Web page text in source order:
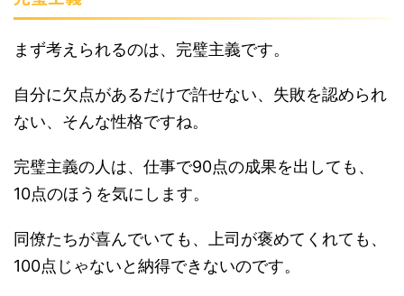
まず考えられるのは、完璧主義です。
自分に欠点があるだけで許せない、失敗を認められ
ない、そんな性格ですね。
完璧主義の人は、仕事で90点の成果を出しても、
10点のほうを気にします。
同僚たちが喜んでいても、上司が褒めてくれても、
100点じゃないと納得できないのです。